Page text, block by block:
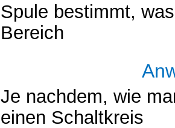
Spule bestimmt,
Bereich
Je nachdem, wie
einen Schaltkreis